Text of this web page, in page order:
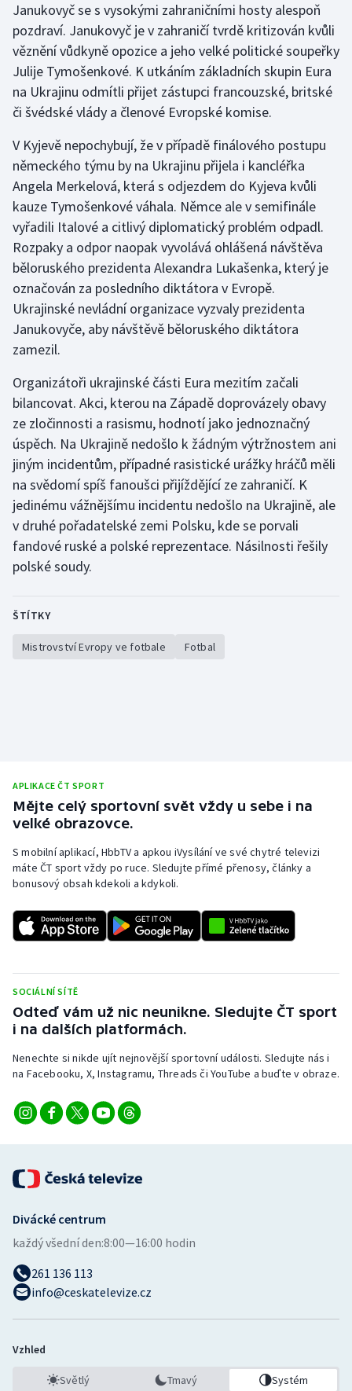
Gymnastika
Házená
Jezdectví
Krasobruslení
Lezení
Lyže a snowboard
Moderní pětiboj
Motorsport
Olympijské hry
Parasport
Plavání
Plážový volejbal
Ragby
Rychlobruslení
Short track
Vodní slalom
Volejbal
Ostatní
Janukovyč se s vysokými zahraničními hosty alespoň
pozdraví. Janukovyč je v zahraničí tvrdě kritizován kvůli
věznění vůdkyně opozice a jeho velké politické soupeřky
Julije Tymošenkové. K utkáním základních skupin Eura
na Ukrajinu odmítli přijet zástupci francouzské, britské
či švédské vlády a členové Evropské komise.
V Kyjevě nepochybují, že v případě finálového postupu
německého týmu by na Ukrajinu přijela i kancléřka
Angela Merkelová, která s odjezdem do Kyjeva kvůli
kauze Tymošenkové váhala. Němce ale v semifinále
vyřadili Italové a citlivý diplomatický problém odpadl.
Rozpaky a odpor naopak vyvolává ohlášená návštěva
běloruského prezidenta Alexandra Lukašenka, který je
označován za posledního diktátora v Evropě.
Ukrajinské nevládní organizace vyzvaly prezidenta
Janukovyče, aby návštěvě běloruského diktátora
zamezil.
Organizátoři ukrajinské části Eura mezitím začali
bilancovat. Akci, kterou na Západě doprovázely obavy
ze zločinnosti a rasismu, hodnotí jako jednoznačný
úspěch. Na Ukrajině nedošlo k žádným výtržnostem ani
jiným incidentům, případné rasistické urážky hráčů měli
na svědomí spíš fanoušci přijíždějící ze zahraničí. K
jedinému vážnějšímu incidentu nedošlo na Ukrajině, ale
v druhé pořadatelské zemi Polsku, kde se porvali
fandové ruské a polské reprezentace. Násilnosti řešily
polské soudy.
ŠTÍTKY
Mistrovství Evropy ve fotbale Fotbal
APLIKACE ČT SPORT
Mějte celý sportovní svět vždy u sebe i na
velké obrazovce.
S mobilní aplikací, HbbTV a apkou iVysílání ve své chytré televizi
máte ČT sport vždy po ruce. Sledujte přímé přenosy, články a
bonusový obsah kdekoli a kdykoli.
SOCIÁLNÍ SÍTĚ
Odteď vám už nic neunikne. Sledujte ČT sport
i na dalších platformách.
Nenechte si nikde ujít nejnovější sportovní události. Sledujte nás i
na Facebooku, X, Instagramu, Threads či YouTube a buďte v obraze.
Divácké centrum
každý všední den:8:00—16:00 hodin
261 136 113
info@ceskatelevize.cz
Vzhled
Světlý Tmavý Systém